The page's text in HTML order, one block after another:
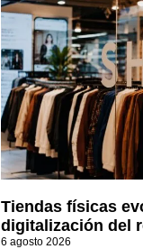
Tiendas físicas
digitalización del
6 agosto 2026